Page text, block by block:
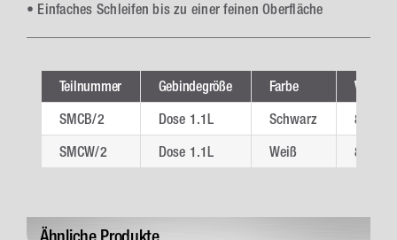
• Einfaches Schleifen bis zu einer feinen Oberfläche
Teilnummer Gebindegröße Farbe VE
SMCB/2 Dose 1.1L Schwarz 8
SMCW/2 Dose 1.1L Weiß 8